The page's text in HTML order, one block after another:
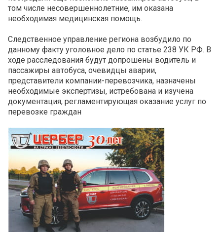
том числе несовершеннолетние, им оказана
необходимая медицинская помощь.
Следственное управление региона возбудило по
данному факту уголовное дело по статье 238 УК РФ. В
ходе расследования будут допрошены водитель и
пассажиры автобуса, очевидцы аварии,
представители компании-перевозчика, назначены
необходимые экспертизы, истребована и изучена
документация, регламентирующая оказание услуг по
перевозке граждан